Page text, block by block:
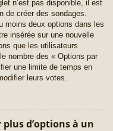
n’est pas disponible, il est
de créer des sondages.
moins deux options dans les
insérée sur une nouvelle
que les utilisateurs
nombre des « Options par
une limite de temps en
leurs votes.
d’options à un